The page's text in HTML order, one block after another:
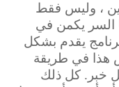
حين ، وليس فقط
السر يكمن في
يقدم بشكل
هذا في طريقة
خبر. كل ذلك